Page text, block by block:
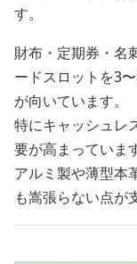
す。
財布・定期券・名
ードスロットを3
が向いています。
特にキャッシュレ
要が高まっています
アルミ製や薄型本
も嵩張らない点が